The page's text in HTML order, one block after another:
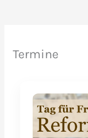
Termine